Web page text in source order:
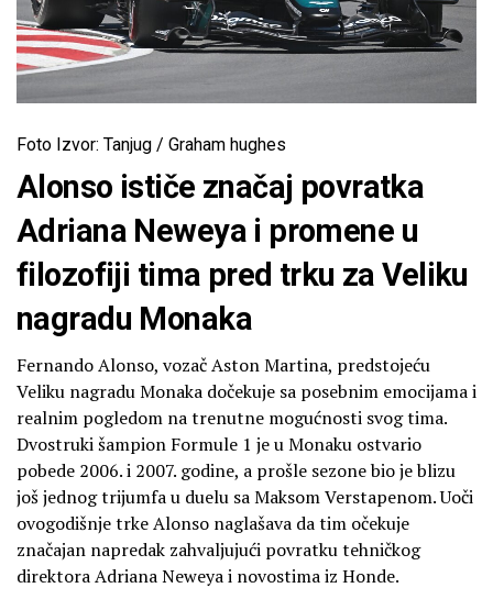
Foto Izvor: Tanjug / Graham hughes
Alonso ističe značaj povratka
Adriana Neweya i promene u
filozofiji tima pred trku za Veliku
nagradu Monaka
Fernando Alonso, vozač Aston Martina, predstojeću
Veliku nagradu Monaka dočekuje sa posebnim emocijama i
realnim pogledom na trenutne mogućnosti svog tima.
Dvostruki šampion Formule 1 je u Monaku ostvario
pobede 2006. i 2007. godine, a prošle sezone bio je blizu
još jednog trijumfa u duelu sa Maksom Verstapenom. Uoči
ovogodišnje trke Alonso naglašava da tim očekuje
značajan napredak zahvaljujući povratku tehničkog
direktora Adriana Neweya i novostima iz Honde.